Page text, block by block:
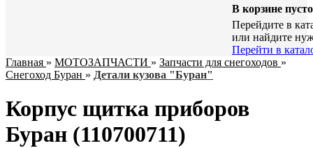
В корзине пусто
Перейдите в
или найдите
Перейти в
Главная » МОТОЗАПЧАСТИ » Запчасти для снегоходов »
Снегоход Буран » Детали кузова "Буран"
Корпус щитка приборов
Буран (110700711)